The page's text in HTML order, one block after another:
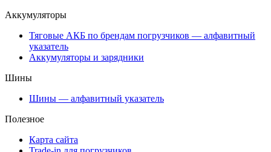
Аккумуляторы
Тяговые АКБ по брендам погрузчиков — алфавитный
указатель
Аккумуляторы и зарядники
Шины
Шины — алфавитный указатель
Полезное
Карта сайта